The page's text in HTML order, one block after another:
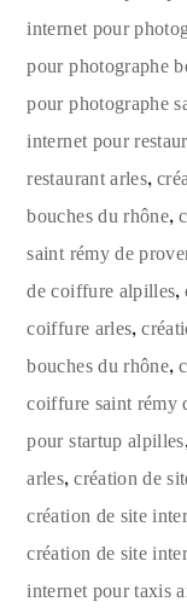
internet pour
pour photographe
pour photographe
internet pour
restaurant arles,
bouches du rhône,
saint rémy de
de coiffure alpilles,
coiffure arles,
bouches du rhône,
coiffure saint rémy
pour startup alpilles
arles,création de
création de site
création de site
internet pour taxis